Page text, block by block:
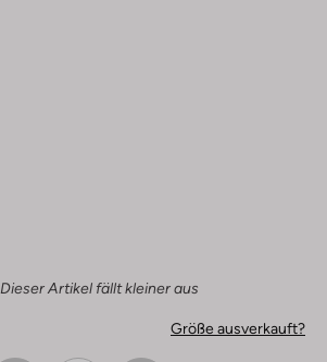
Dieser Artikel fällt kleiner aus
Größe ausverkauft?